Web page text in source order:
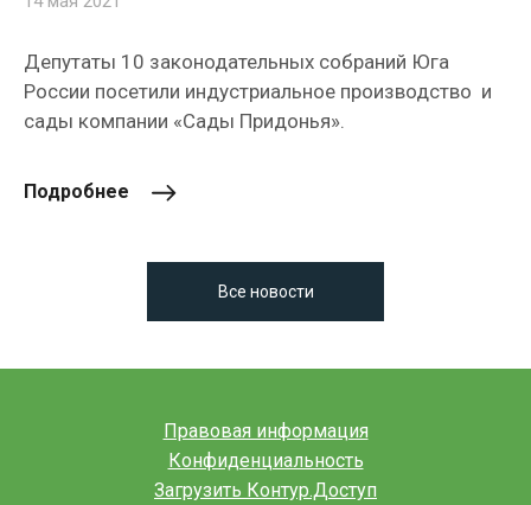
Депутаты 10 законодательных собраний Юга
России посетили индустриальное производство и
сады компании «Сады Придонья».
Подробнее
Все новости
Правовая информация
Конфиденциальность
Загрузить Контур.Доступ